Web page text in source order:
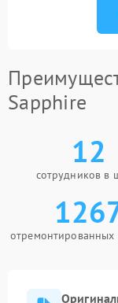
Sapphire
12
сотрудников в
отремонтированных